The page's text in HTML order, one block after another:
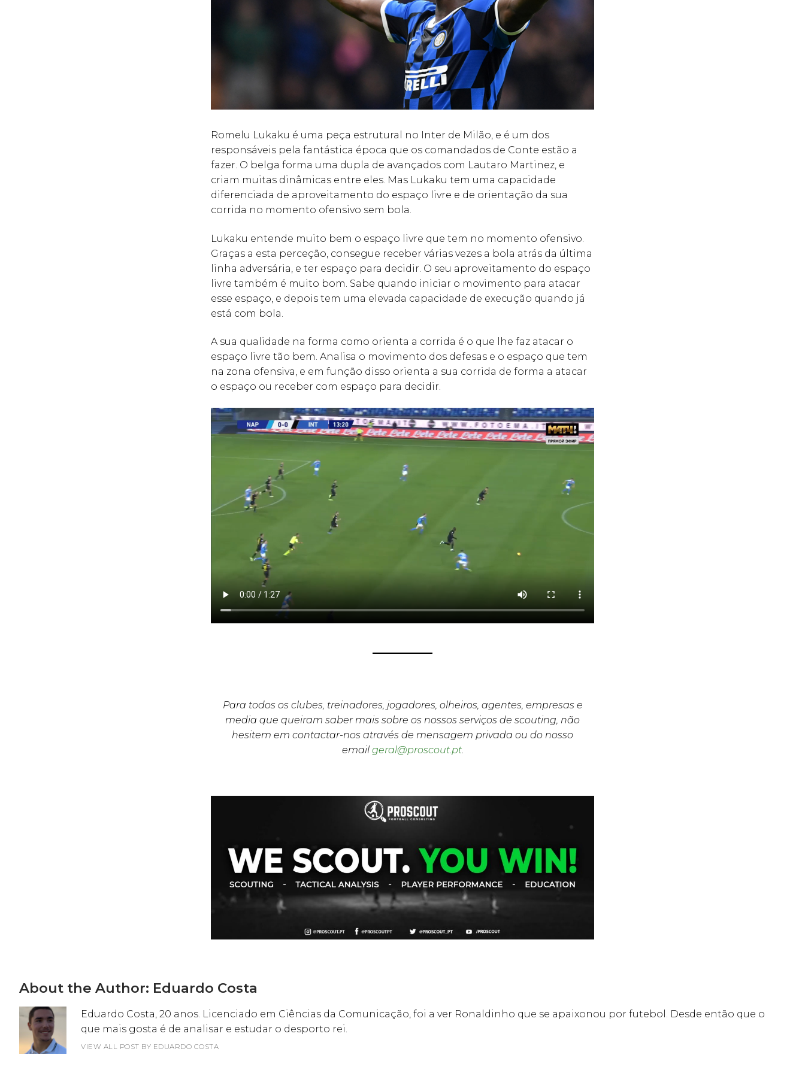
Romelu Lukaku é uma peça estrutural no Inter de Milão, e é um dos
responsáveis pela fantástica época que os comandados de Conte estão a
fazer. O belga forma uma dupla de avançados com Lautaro Martinez, e
criam muitas dinâmicas entre eles. Mas Lukaku tem uma capacidade
diferenciada de aproveitamento do espaço livre e de orientação da sua
corrida no momento ofensivo sem bola.
Lukaku entende muito bem o espaço livre que tem no momento ofensivo.
Graças a esta perceção, consegue receber várias vezes a bola atrás da última
linha adversária, e ter espaço para decidir. O seu aproveitamento do espaço
livre também é muito bom. Sabe quando iniciar o movimento para atacar
esse espaço, e depois tem uma elevada capacidade de execução quando já
está com bola.
A sua qualidade na forma como orienta a corrida é o que lhe faz atacar o
espaço livre tão bem. Analisa o movimento dos defesas e o espaço que tem
na zona ofensiva, e em função disso orienta a sua corrida de forma a atacar
o espaço ou receber com espaço para decidir.
Para todos os clubes, treinadores, jogadores, olheiros, agentes, empresas e
media que queiram saber mais sobre os nossos serviços de scouting, não
hesitem em contactar-nos através de mensagem privada ou do nosso
email geral@proscout.pt.
About the Author: Eduardo Costa
Eduardo Costa, 20 anos. Licenciado em Ciências da Comunicação, foi a ver Ronaldinho que se apaixonou por futebol. Desde então que o
que mais gosta é de analisar e estudar o desporto rei.
VIEW ALL POST BY EDUARDO COSTA